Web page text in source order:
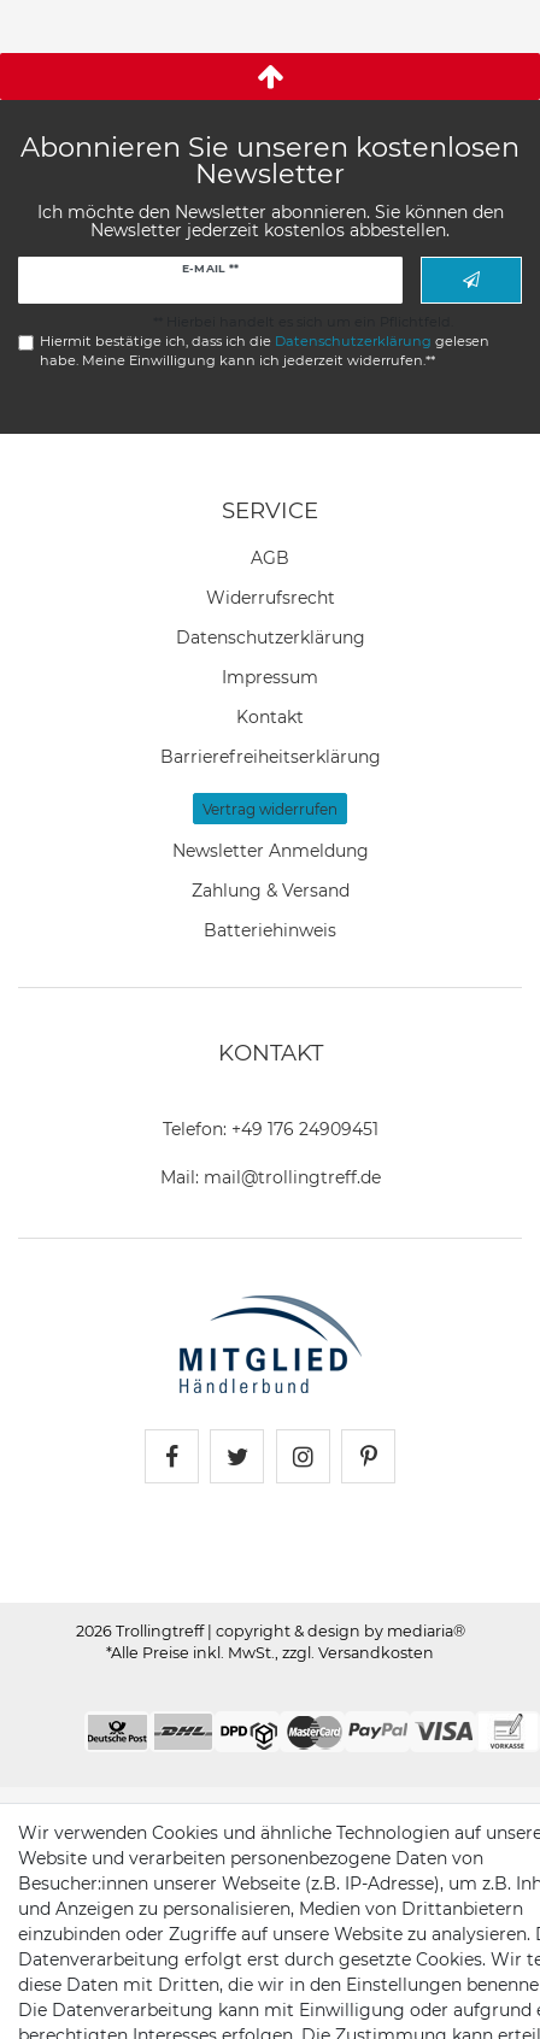
Abonnieren Sie unseren kostenlosen
Newsletter
Ich möchte den Newsletter abonnieren. Sie können den
Newsletter jederzeit kostenlos abbestellen.
E-MAIL **
Hiermit bestätige ich, dass ich die Daten­schutz­erklärung gelesen
habe. Meine Einwilligung kann ich jederzeit widerrufen.**
SERVICE
AGB
Widerrufs­recht
Daten­schutz­erklärung
Impressum
Kontakt
Barrierefreiheitserklärung
Vertrag widerrufen
Newsletter Anmeldung
Zahlung & Versand
Batteriehinweis
KONTAKT
Telefon: +49 176 24909451
Mail: mail@trollingtreff.de
2026 Trollingtreff | copyright & design by mediaria®
*Alle Preise inkl. MwSt., zzgl. Versandkosten
Wir verwenden Cookies und ähnliche Technologien auf
Website und verarbeiten personenbezogene Daten von
Besucher:innen unserer Webseite (z.B. IP-Adresse), um z.B.
und Anzeigen zu personalisieren, Medien von Drittanbietern
einzubinden oder Zugriffe auf unsere Website zu analysieren.
Datenverarbeitung erfolgt erst durch gesetzte Cookies. Wir
diese Daten mit Dritten, die wir in den Einstellungen
Die Datenverarbeitung kann mit Einwilligung oder aufgrund